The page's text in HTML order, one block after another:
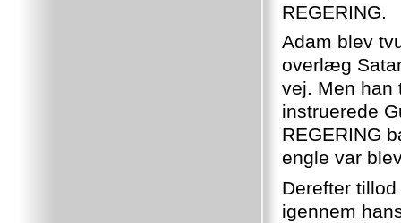
REGERING.
Adam blev
overlæg
vej. Men han
instruerede
REGERING
engle var
Derefter
igennem